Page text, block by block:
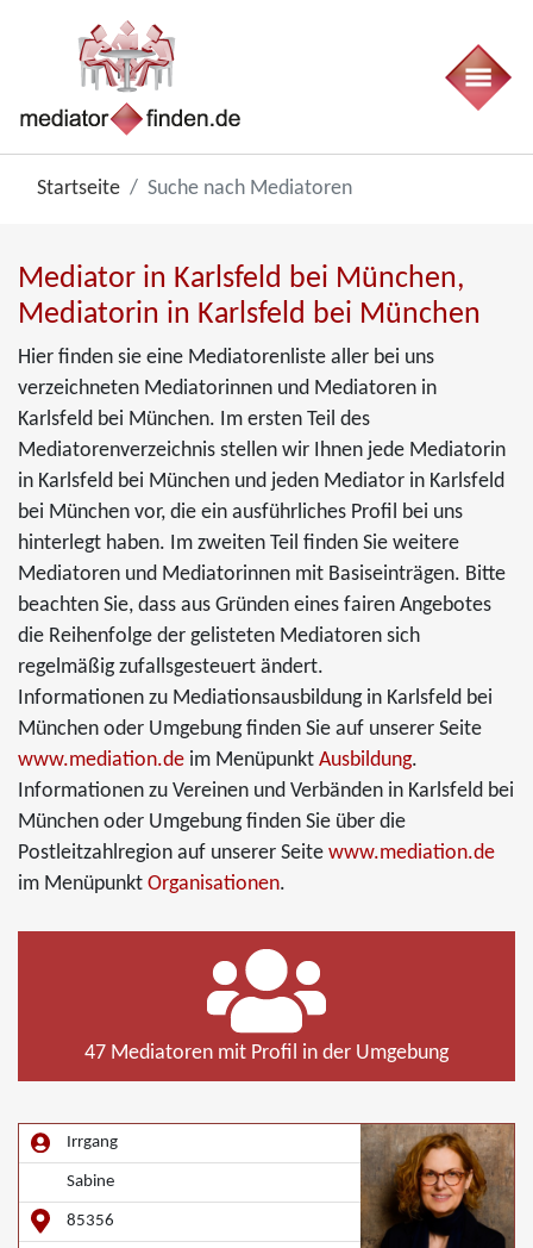
Startseite Suche nach Mediatoren
Mediator in Karlsfeld bei München,
Mediatorin in Karlsfeld bei München
Hier finden sie eine Mediatorenliste aller bei uns
verzeichneten Mediatorinnen und Mediatoren in
Karlsfeld bei München. Im ersten Teil des
Mediatorenverzeichnis stellen wir Ihnen jede Mediatorin
in Karlsfeld bei München und jeden Mediator in Karlsfeld
bei München vor, die ein ausführliches Profil bei uns
hinterlegt haben. Im zweiten Teil finden Sie weitere
Mediatoren und Mediatorinnen mit Basiseinträgen. Bitte
beachten Sie, dass aus Gründen eines fairen Angebotes
die Reihenfolge der gelisteten Mediatoren sich
regelmäßig zufallsgesteuert ändert.
Informationen zu Mediationsausbildung in Karlsfeld bei
München oder Umgebung finden Sie auf unserer Seite
www.mediation.de im Menüpunkt Ausbildung.
Informationen zu Vereinen und Verbänden in Karlsfeld bei
München oder Umgebung finden Sie über die
Postleitzahlregion auf unserer Seite www.mediation.de
im Menüpunkt Organisationen.
47 Mediatoren mit Profil in der Umgebung
Irrgang
Sabine
85356